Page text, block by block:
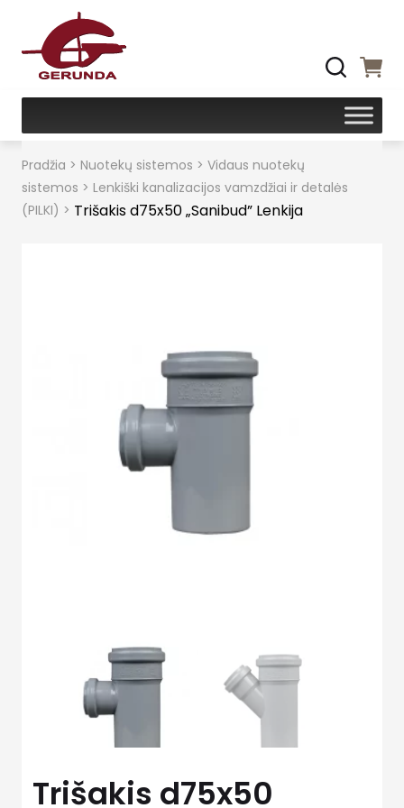
Pradžia > Nuotekų sistemos > Vidaus nuotekų
sistemos > Lenkiški kanalizacijos vamzdžiai ir detalės
(PILKI) > Trišakis d75x50 „Sanibud” Lenkija
Trišakis d75x50